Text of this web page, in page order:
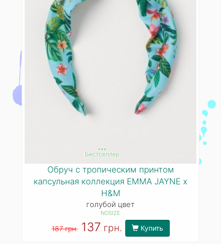
***
Бестселлер
Обруч с тропическим принтом
капсульная коллекция EMMA JAYNE x
H&M
голубой цвет
NOSIZE
187 грн. 137 грн. Купить